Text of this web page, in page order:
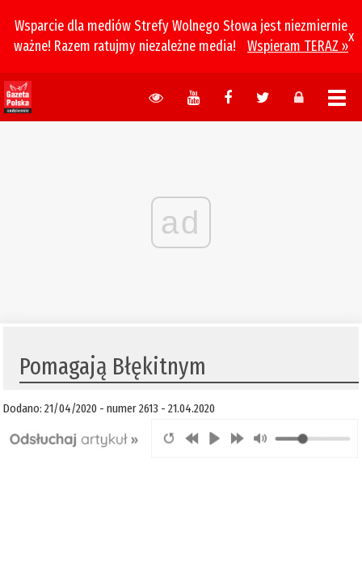
Wsparcie dla mediów Strefy Wolnego Słowa jest niezmiernie
ważne! Razem ratujmy niezależne media!
Wspieram TERAZ »
x
ad
Pomagają Błękitnym
Dodano: 21/04/2020 - numer 2613 - 21.04.2020